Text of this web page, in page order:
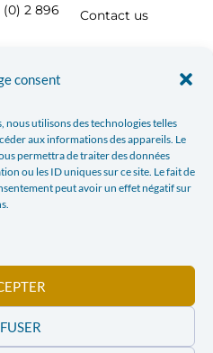
consent
utilisons des technologies telles
aux informations des appareils. Le
permettra de traiter des données
ou les ID uniques sur ce site. Le fait de
peut avoir un effet négatif sur
(0) 2 896
Contact us
of :